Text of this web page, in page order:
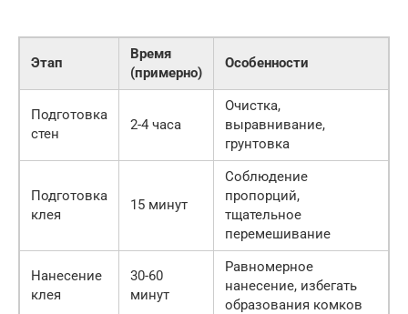
Этап
Время
(примерно)
Особенности
Подготовка
стен
2-4 часа
Очистка,
выравнивание,
грунтовка
Подготовка
клея
15 минут
Соблюдение
пропорций,
тщательное
перемешивание
Нанесение
клея
30-60
минут
Равномерное
нанесение, избегать
образования комков